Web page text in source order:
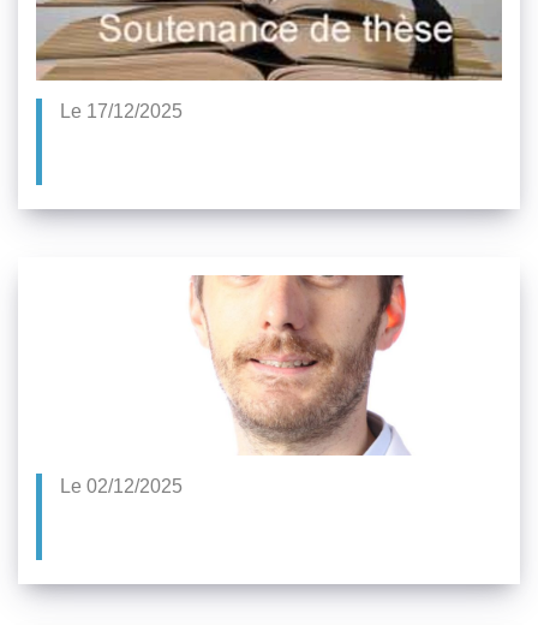
Le 17/12/2025
Le 02/12/2025